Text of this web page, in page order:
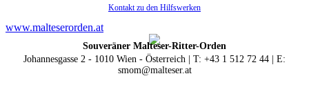
Kontakt zu den Hilfswerken
www.malteserorden.at
Souveräner Malteser-Ritter-Orden
Johannesgasse 2 - 1010 Wien - Österreich | T: +43 1 512 72 44 | E:
smom@malteser.at